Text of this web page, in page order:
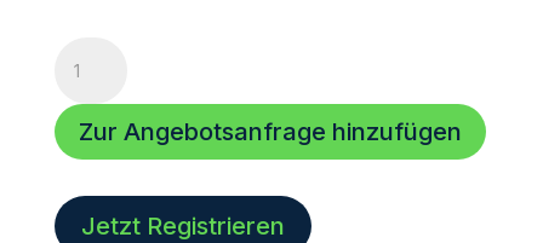
Bügel
für
Alea-Zur Angebotsanfrage hinzufügen
Jetzt Registrieren